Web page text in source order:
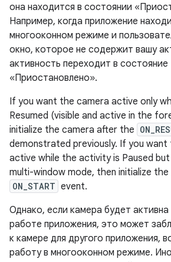
она находится в состоянии
Например, когда приложение
многооконном режиме и
окно, которое не содержит вашу
активность переходит в состояние
«Приостановлено».
If you want the camera active only
Resumed (visible and active in the
initialize the camera after the
demonstrated previously. If you
active while the activity is Paused but
multi-window mode, then initialize
ON_START event.
Однако, если камера будет активна
работе приложения, это может
к камере для другого приложения,
работу в многооконном режиме.